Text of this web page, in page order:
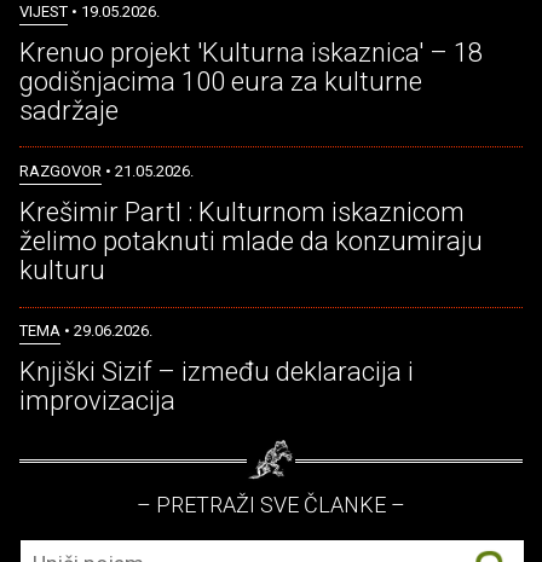
VIJEST • 19.05.2026.
Krenuo projekt 'Kulturna iskaznica' – 18
godišnjacima 100 eura za kulturne
sadržaje
RAZGOVOR • 21.05.2026.
Krešimir Partl : Kulturnom iskaznicom
želimo potaknuti mlade da konzumiraju
kulturu
TEMA • 29.06.2026.
Knjiški Sizif – između deklaracija i
improvizacija
– PRETRAŽI SVE ČLANKE –